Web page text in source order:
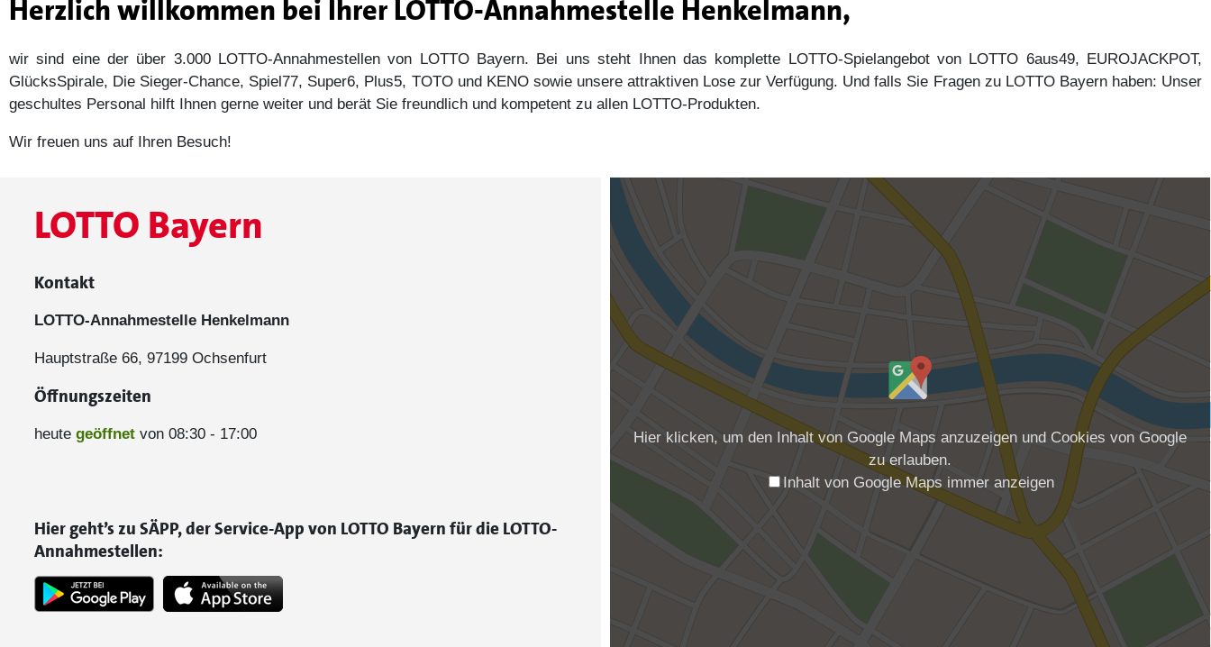
Herzlich willkommen bei Ihrer LOTTO-Annahmestelle Henkelmann,
wir sind eine der über 3.000 LOTTO-Annahmestellen von LOTTO Bayern. Bei uns steht Ihnen das komplette LOTTO-Spielangebot von LOTTO 6aus49, EUROJACKPOT,
GlücksSpirale, Die Sieger-Chance, Spiel77, Super6, Plus5, TOTO und KENO sowie unsere attraktiven Lose zur Verfügung. Und falls Sie Fragen zu LOTTO Bayern haben: Unser
geschultes Personal hilft Ihnen gerne weiter und berät Sie freundlich und kompetent zu allen LOTTO-Produkten.
Wir freuen uns auf Ihren Besuch!
LOTTO Bayern
Kontakt
LOTTO-Annahmestelle Henkelmann
Hauptstraße 66, 97199 Ochsenfurt
Öffnungszeiten
heute geöffnet von 08:30 - 17:00
Hier geht’s zu SÄPP, der Service-App von LOTTO Bayern für die LOTTO-
Annahmestellen:
Hier klicken, um den Inhalt von Google Maps anzuzeigen und Cookies von Google
zu erlauben.
Inhalt von Google Maps immer anzeigen